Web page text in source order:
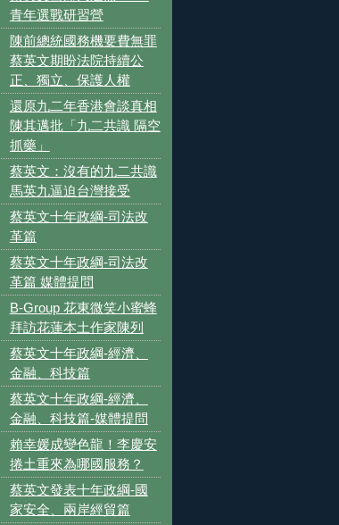
青年選戰研習營
陳前總統國務機要費無罪
蔡英文期盼法院持續公
正、獨立、保護人權
還原九二年香港會談真相
陳其邁批「九二共識 隔空
抓藥」
蔡英文：沒有的九二共識
馬英九逼迫台灣接受
蔡英文十年政綱-司法改
革篇
蔡英文十年政綱-司法改
革篇 媒體提問
B-Group 花東微笑小蜜蜂
拜訪花蓮本土作家陳列
蔡英文十年政綱-經濟、
金融、科技篇
蔡英文十年政綱-經濟、
金融、科技篇-媒體提問
賴幸媛成變色龍！李慶安
捲土重來為哪國服務？
蔡英文發表十年政綱-國
家安全、兩岸經貿篇